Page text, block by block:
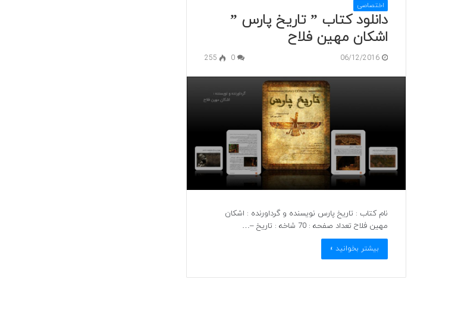
اختصاصی
دانلود کتاب ” تاریخ پارس ”
اشکان مهین فلاح
06/12/2016
0
255
نام کتاب : تاریخ پارس نویسنده و گرداورنده : اشکان
مهین فلاح تعداد صفحه : 70 شاخه : تاریخ –…
بیشتر بخوانید »